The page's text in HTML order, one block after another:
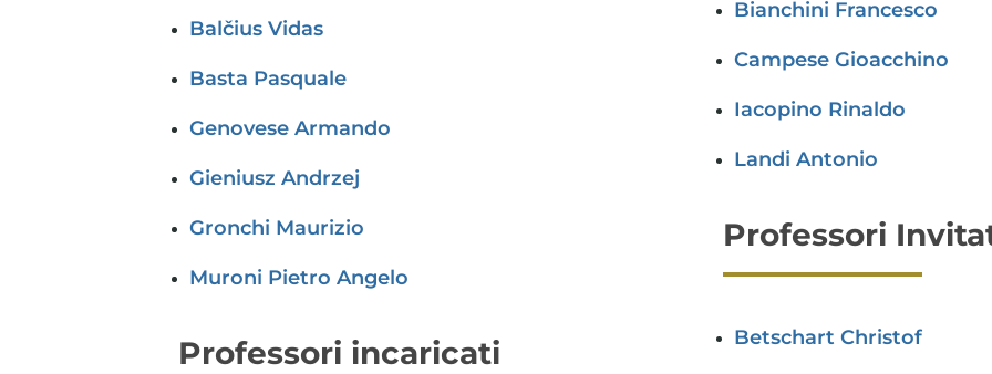
Balčius Vidas
Basta Pasquale
Genovese Armando
Gieniusz Andrzej
Gronchi Maurizio
Muroni Pietro Angelo
Professori incaricati
Bianchini Francesco
Campese Gioacchino
Iacopino Rinaldo
Landi Antonio
Professori
Betschart Christof